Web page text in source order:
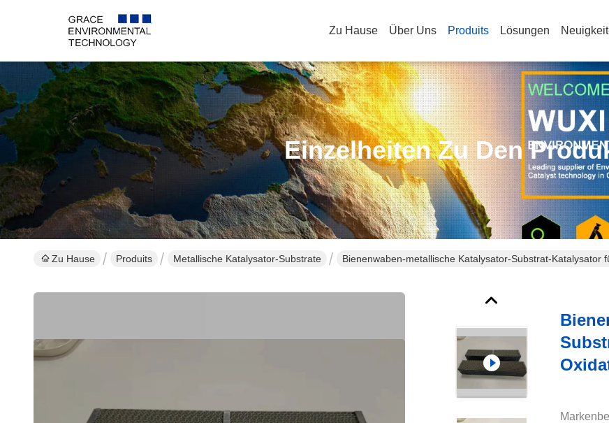
Zu Hause Über Uns Produits Lösungen
Einzelheiten Zu Den
Zu Hause Produits Metallische Katalysator-Substrate Bienenwaben-metallische Katalysator-Substrat-Katalysator